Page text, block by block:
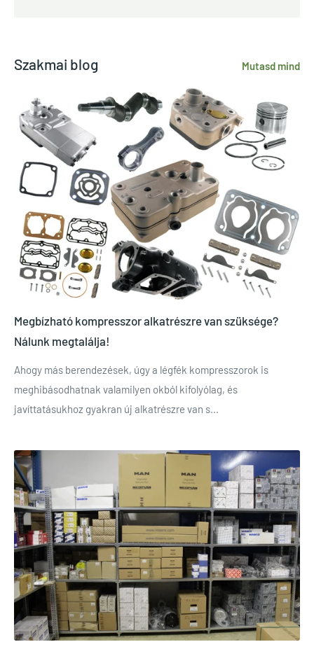
Szakmai blog Mutasd mind
Megbízható kompresszor alkatrészre van szüksége?
Nálunk megtalálja!
Ahogy más berendezések, úgy a légfék kompresszorok is
meghibásodhatnak valamilyen okból kifolyólag, és
javíttatásukhoz gyakran új alkatrészre van s...